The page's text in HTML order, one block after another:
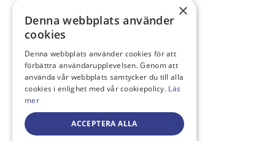
×
Denna webbplats använder
cookies
Denna webbplats använder cookies för att
förbättra användarupplevelsen. Genom att
använda vår webbplats samtycker du till alla
cookies i enlighet med vår cookiepolicy. Läs
mer
ACCEPTERA ALLA